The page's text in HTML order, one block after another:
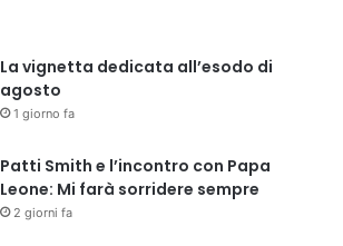
La vignetta dedicata all’esodo di
agosto
1 giorno fa
Patti Smith e l’incontro con Papa
Leone: Mi farà sorridere sempre
2 giorni fa